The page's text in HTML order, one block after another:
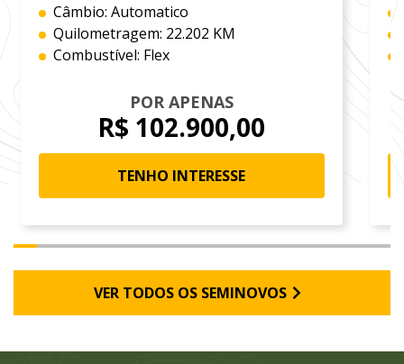
Câmbio: Automatico
Quilometragem: 22.202 KM
Combustível: Flex
POR APENAS
R$ 102.900,00
TENHO INTERESSE
VER TODOS OS SEMINOVOS